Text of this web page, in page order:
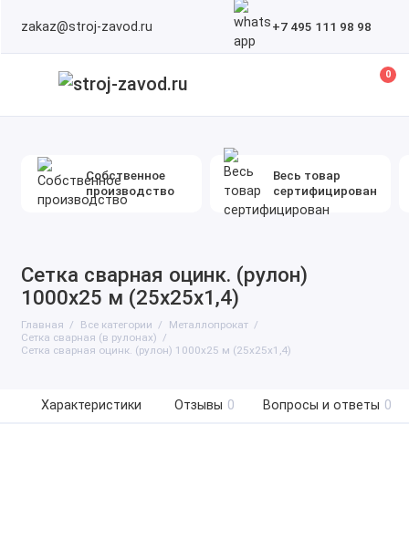
zakaz@stroj-zavod.ru +7 495 111 98 98
0
Собственное
производство
Весь товар
сертифицирован
Сетка сварная оцинк. (рулон)
1000х25 м (25х25х1,4)
Главная Все категории
Металлопрокат
Сетка сварная (в рулонах)
Сетка сварная оцинк. (рулон) 1000х25 м (25х25х1,4)
Характеристики Отзывы 0 Вопросы и ответы 0